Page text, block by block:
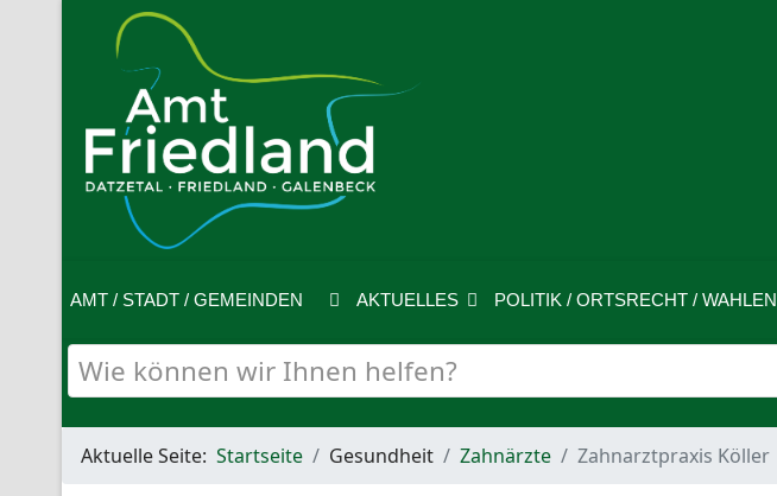
AMT / STADT / GEMEINDEN AKTUELLES POLITIK / ORTSRECHT / WAHLEN
Aktuelle Seite: Startseite Gesundheit Zahnärzte Zahnarztpraxis Köller